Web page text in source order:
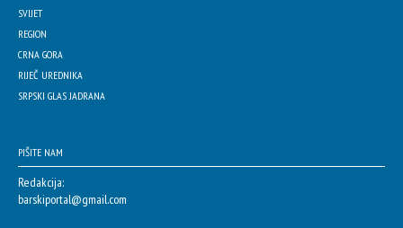
SVIJET
REGION
CRNA GORA
RIJEČ UREDNIKA
SRPSKI GLAS JADRANA
PIŠITE NAM
Redakcija:
barskiportal@gmail.com